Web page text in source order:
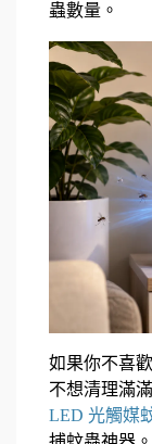
蟲數量。
如果你不喜
不想清理滿
LED 光觸媒